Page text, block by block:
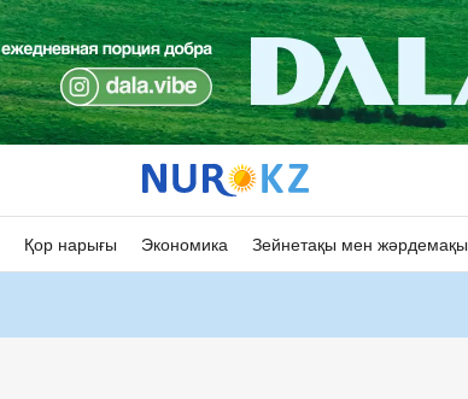
Қор нарығы Экономика Зейнетақы мен жәрдемақы